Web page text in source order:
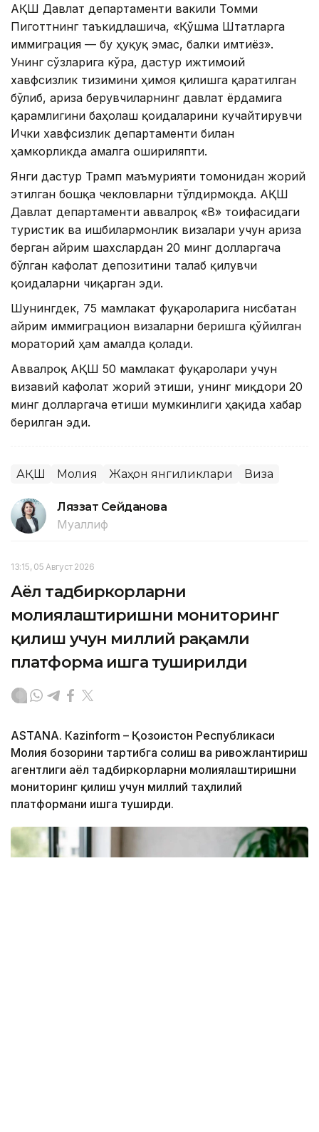
АҚШ Давлат департаменти вакили Томми
Пиготтнинг таъкидлашича, «Қўшма Штатларга
иммиграция — бу ҳуқуқ эмас, балки имтиёз».
Унинг сўзларига кўра, дастур ижтимоий
хавфсизлик тизимини ҳимоя қилишга қаратилган
бўлиб, ариза берувчиларнинг давлат ёрдамига
қарамлигини баҳолаш қоидаларини кучайтирувчи
Ички хавфсизлик департаменти билан
ҳамкорликда амалга ошириляпти.
Янги дастур Трамп маъмурияти томонидан жорий
этилган бошқа чекловларни тўлдирмоқда. АҚШ
Давлат департаменти аввалроқ «B» тоифасидаги
туристик ва ишбилармонлик визалари учун ариза
берган айрим шахслардан 20 минг долларгача
бўлган кафолат депозитини талаб қилувчи
қоидаларни чиқарган эди.
Шунингдек, 75 мамлакат фуқароларига нисбатан
айрим иммиграцион визаларни беришга қўйилган
мораторий ҳам амалда қолади.
Аввалроқ АҚШ 50 мамлакат фуқаролари учун
визавий кафолат жорий этиши, унинг миқдори 20
минг долларгача етиши мумкинлиги ҳақида хабар
берилган эди.
АҚШ Молия Жаҳон янгиликлари Виза
Ляззат Сейданова
Муаллиф
13:15, 05 Август 2026
Аёл тадбиркорларни
молиялаштиришни мониторинг
қилиш учун миллий рақамли
платформа ишга туширилди
ASTANА. Кazinform – Қозоғистон Республикаси
Молия бозорини тартибга солиш ва ривожлантириш
агентлиги аёл тадбиркорларни молиялаштиришни
мониторинг қилиш учун миллий таҳлилий
платформани ишга туширди.